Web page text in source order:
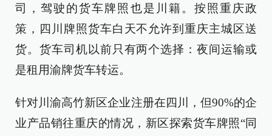
司，驾驶的货车牌照也是川籍。按照重庆政
策，四川牌照货车白天不允许到重庆主城区送
货。货车司机以前只有两个选择：夜间运输或
是租用渝牌货车转运。
针对川渝高竹新区企业注册在四川，但90%的企
业产品销往重庆的情况，新区探索货车牌照“同